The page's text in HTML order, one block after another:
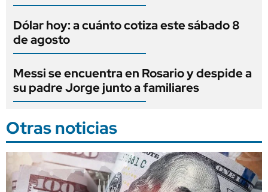
Dólar hoy: a cuánto cotiza este sábado 8
de agosto
Messi se encuentra en Rosario y despide a
su padre Jorge junto a familiares
Otras noticias